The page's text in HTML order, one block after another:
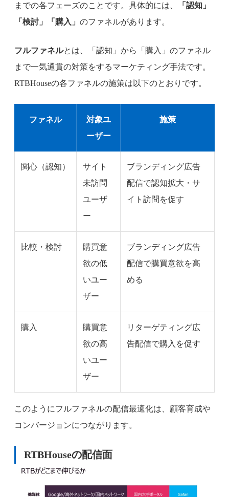
までの各フェーズのことです。具体的には、
「認知」
「検討」「購入」 のファネルがあります。
フルファネルとは、「認知」から「購入」のファネル
まで一気通貫の対策をするマーケティング手法です。
RTBHouseの各ファネルの施策は以下のとおりです。
ファネル
対象ユ
ーザー
施策
関心（認知）
サイト
未訪問
ユーザ
ー
ブランディング広告
配信で認知拡大・サ
イト訪問を促す
比較・検討
購買意
欲の低
いユー
ザー
ブランディング広告
配信で購買意欲を高
める
購入
購買意
欲の高
いユー
ザー
リターゲティング広
告配信で購入を促す
このようにフルファネルの配信最適化は、顧客育成や
コンバージョンにつながります。
RTBHouseの配信面